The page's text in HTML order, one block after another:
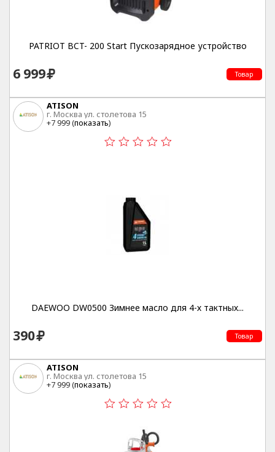
PATRIOT BCT- 200 Start Пускозарядное устройство
6 999 Товар
ATISON
г. Москва ул. столетова 15
+7 999 (показать)
DAEWOO DW0500 Зимнее масло для 4-х тактных...
390 Товар
ATISON
г. Москва ул. столетова 15
+7 999 (показать)